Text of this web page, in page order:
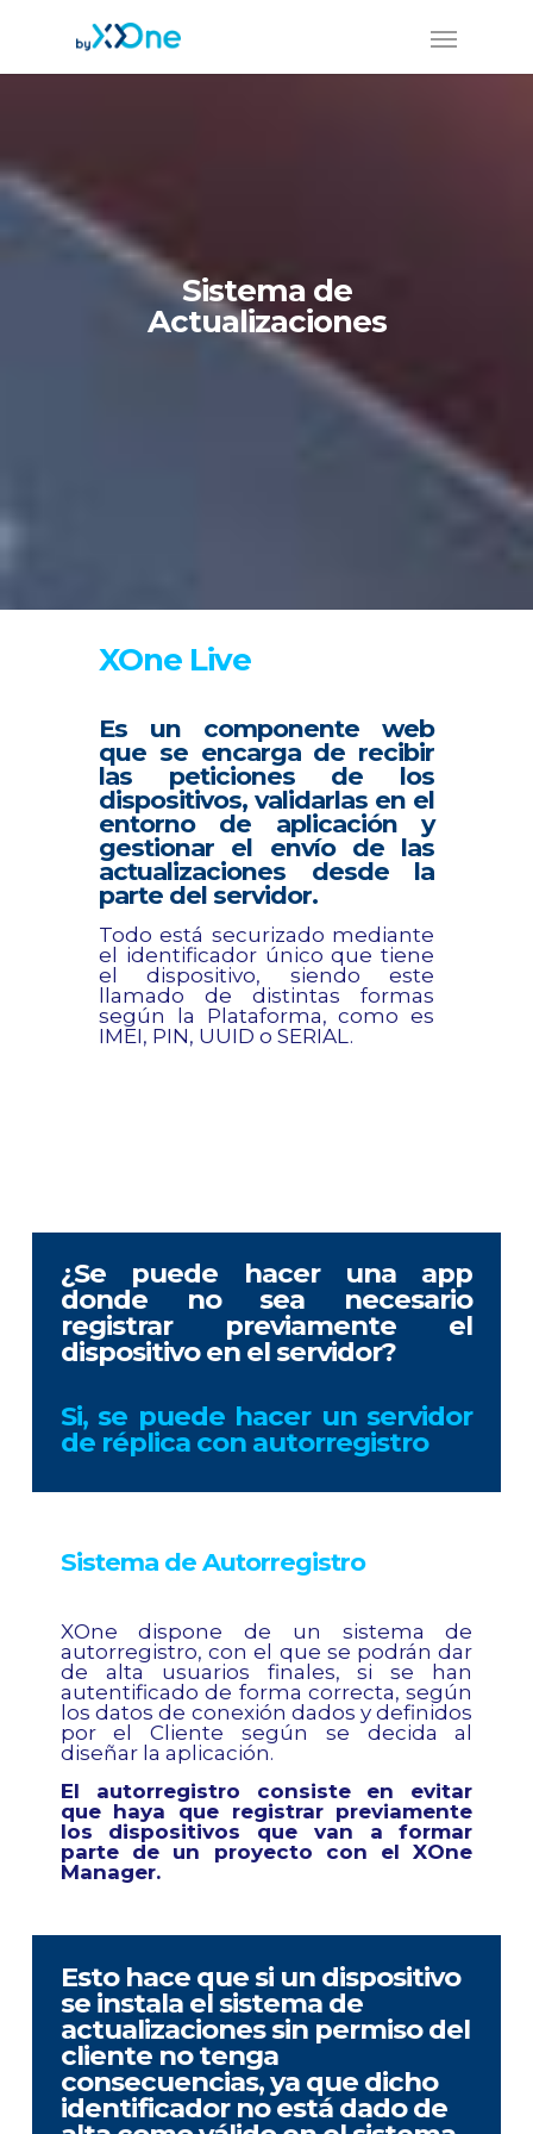
Sistema de
Actualizaciones
XOne Live
Es un componente web
que se encarga de recibir
las peticiones de los
dispositivos, validarlas en el
entorno de aplicación y
gestionar el envío de las
actualizaciones desde la
parte del servidor.
Todo está securizado mediante
el identificador único que tiene
el dispositivo, siendo este
llamado de distintas formas
según la Plataforma, como es
IMEI, PIN, UUID o SERIAL.
¿Se puede hacer una app
donde no sea necesario
registrar previamente el
dispositivo en el servidor?
Si, se puede hacer un servidor
de réplica con autorregistro
Sistema de Autorregistro
XOne dispone de un sistema de
autorregistro, con el que se podrán dar
de alta usuarios finales, si se han
autentificado de forma correcta, según
los datos de conexión dados y definidos
por el Cliente según se decida al
diseñar la aplicación.
El autorregistro consiste en evitar
que haya que registrar previamente
los dispositivos que van a formar
parte de un proyecto con el XOne
Manager.
Esto hace que si un dispositivo
se instala el sistema de
actualizaciones sin permiso del
cliente no tenga
consecuencias, ya que dicho
identificador no está dado de